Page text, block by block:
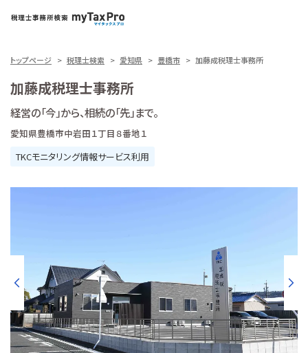
トップページ 税理士検索 愛知県 豊橋市 加藤成税理士事務所
加藤成税理士事務所
経営の「今」から、相続の「先」まで。
愛知県豊橋市中岩田１丁目８番地１
TKCモニタリング情報サービス利用